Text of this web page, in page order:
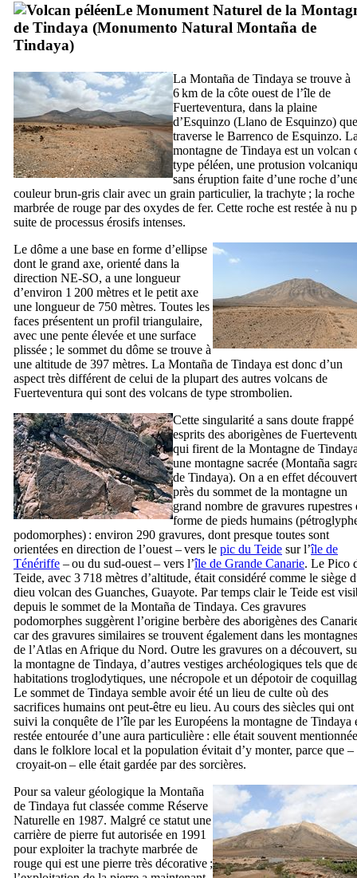
Le Monument Naturel de la
de Tindaya (Monumento Natural Montaña de
Tindaya)
La Montaña de Tindaya se trouve à
6 km de la côte ouest de l’île de
Fuerteventura, dans la plaine
d’Esquinzo (Llano de Esquinzo) que
traverse le Barrenco de Esquinzo.
montagne de Tindaya est un volcan
type péléen, une protusion
sans éruption faite d’une roche
couleur brun-gris clair avec un grain particulier, la trachyte ; la roche
marbrée de rouge par des oxydes de fer. Cette roche est restée à nu
suite de processus érosifs intenses.
Le dôme a une base en forme d’ellipse
dont le grand axe, orienté dans la
direction NE-SO, a une longueur
d’environ 1 200 mètres et le petit axe
une longueur de 750 mètres. Toutes les
faces présentent un profil triangulaire,
avec une pente élevée et une surface
plissée ; le sommet du dôme se trouve à
une altitude de 397 mètres. La Montaña de Tindaya est donc d’un
aspect très différent de celui de la plupart des autres volcans de
Fuerteventura qui sont des volcans de type strombolien.
Cette singularité a sans doute frappé
esprits des aborigènes de
qui firent de la Montagne de
une montagne sacrée (Montaña
de Tindaya). On a en effet découvert
près du sommet de la montagne un
grand nombre de gravures rupestres
forme de pieds humains
podomorphes) : environ 290 gravures, dont presque toutes sont
orientées en direction de l’ouest – vers le pic du Teide sur l’île de
Ténériffe – ou du sud-ouest – vers l’île de Grande Canarie. Le Pico
Teide, avec 3 718 mètres d’altitude, était considéré comme le siège
dieu volcan des Guanches, Guayote. Par temps clair le Teide est
depuis le sommet de la Montaña de Tindaya. Ces gravures
podomorphes suggèrent l’origine berbère des aborigènes des
car des gravures similaires se trouvent également dans les montagnes
de l’Atlas en Afrique du Nord. Outre les gravures on a découvert,
la montagne de Tindaya, d’autres vestiges archéologiques tels que
habitations troglodytiques, une nécropole et un dépotoir de
Le sommet de Tindaya semble avoir été un lieu de culte où des
sacrifices humains ont peut-être eu lieu. Au cours des siècles qui ont
suivi la conquête de l’île par les Européens la montagne de Tindaya
restée entourée d’une aura particulière : elle était souvent mentionnée
dans le folklore local et la population évitait d’y monter, parce que –
croyait-on – elle était gardée par des sorcières.
Pour sa valeur géologique la Montaña
de Tindaya fut classée comme Réserve
Naturelle en 1987. Malgré ce statut une
carrière de pierre fut autorisée en 1991
pour exploiter la trachyte marbrée de
rouge qui est une pierre très décorative ;